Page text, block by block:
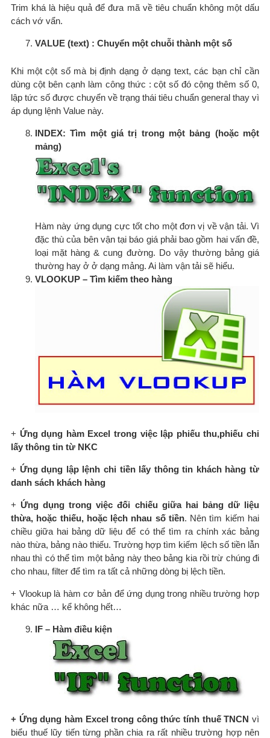
Trim khá là hiệu quả để đưa mã về tiêu chuẩn không một dấu
cách vớ vẩn.
VALUE (text) : Chuyển một chuỗi thành một số
Khi một cột số mà bị định dạng ở dạng text, các bạn chỉ cần
dùng cột bên cạnh làm công thức : cột số đó cộng thêm số 0,
lập tức số được chuyển về trạng thái tiêu chuẩn general thay vì
áp dụng lệnh Value này.
INDEX: Tìm một giá trị trong một bảng (hoặc một
mảng)
Hàm này ứng dụng cực tốt cho một đơn vị về vận tải. Vì
đặc thù của bên vận tại báo giá phải bao gồm hai vấn đề,
loại mặt hàng & cung đường. Do vậy thường bảng giá
thường hay ở ở dạng mảng. Ai làm vận tải sẽ hiểu.
VLOOKUP – Tìm kiếm theo hàng
+ Ứng dụng hàm Excel trong việc lập phiếu thu,phiếu chi
lấy thông tin từ NKC
+ Ứng dụng lập lệnh chi tiền lấy thông tin khách hàng từ
danh sách khách hàng
+ Ứng dụng trong việc đối chiếu giữa hai bảng dữ liệu
thừa, hoặc thiếu, hoặc lệch nhau số tiền. Nên tìm kiếm hai
chiều giữa hai bảng dữ liệu để có thể tìm ra chính xác bảng
nào thừa, bảng nào thiếu. Trường hợp tìm kiếm lệch số tiền lẫn
nhau thì có thể tìm một bảng này theo bảng kia rồi trừ chúng đi
cho nhau, filter để tìm ra tất cả những dòng bị lệch tiền.
+ Vlookup là hàm cơ bản để ứng dụng trong nhiều trường hợp
khác nữa … kể không hết…
IF – Hàm điều kiện
+ Ứng dụng hàm Excel trong công thức tính thuế TNCN vì
biểu thuế lũy tiến từng phần chia ra rất nhiều trường hợp nên